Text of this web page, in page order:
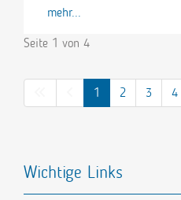
mehr...
Seite 1 von 4
1 2 3 4
Wichtige Links